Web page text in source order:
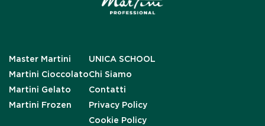
Master Martini
Martini Cioccolato
Martini Gelato
Martini Frozen
UNICA SCHOOL
Chi Siamo
Contatti
Privacy Policy
Cookie Policy